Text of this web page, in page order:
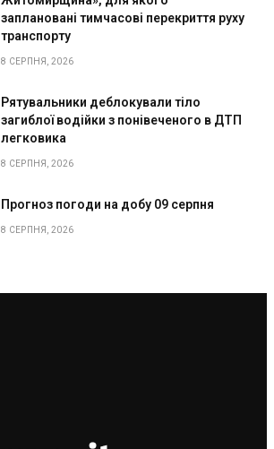
заплановані тимчасові перекриття руху
транспорту
8 СЕРПНЯ, 2026
Рятувальники деблокували тіло
загиблої водійки з понівеченого в ДТП
легковика
8 СЕРПНЯ, 2026
Прогноз погоди на добу 09 серпня
8 СЕРПНЯ, 2026